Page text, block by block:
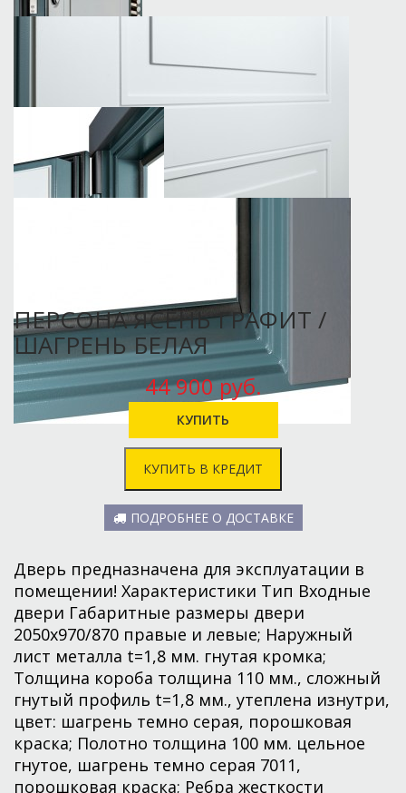
ПЕРСОНА ЯСЕНЬ ГРАФИТ /
ШАГРЕНЬ БЕЛАЯ
44 900 руб.
КУПИТЬ В КРЕДИТ
ПОДРОБНЕЕ О ДОСТАВКЕ
Дверь предназначена для эксплуатации в
помещении! Характеристики Тип Входные
двери Габаритные размеры двери
2050х970/870 правые и левые; Наружный
лист металла t=1,8 мм. гнутая кромка;
Толщина короба толщина 110 мм., сложный
гнутый профиль t=1,8 мм., утеплена изнутри,
цвет: шагрень темно серая, порошковая
краска; Полотно толщина 100 мм. цельное
гнутое, шагрень темно серая 7011,
порошковая краска; Ребра жесткости